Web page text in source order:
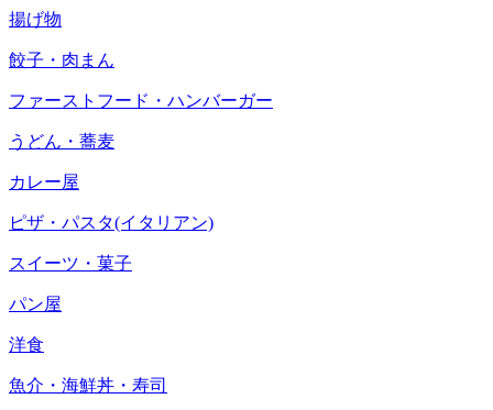
揚げ物
餃子・肉まん
ファーストフード・ハンバーガー
うどん・蕎麦
カレー屋
ピザ・パスタ(イタリアン)
スイーツ・菓子
パン屋
洋食
魚介・海鮮丼・寿司